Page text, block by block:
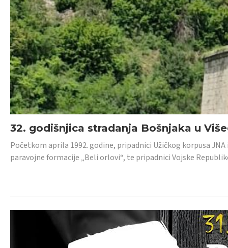
32. godišnjica stradanja Bošnjaka u
Početkom aprila 1992. godine, pripadnici Užičkog korpusa
paravojne formacije „Beli orlovi“, te pripadnici Vojske